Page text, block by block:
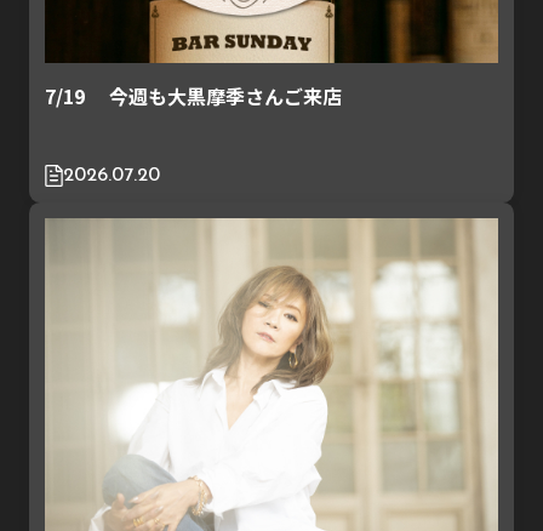
7/19 今週も大黒摩季さんご来店
2026.07.20